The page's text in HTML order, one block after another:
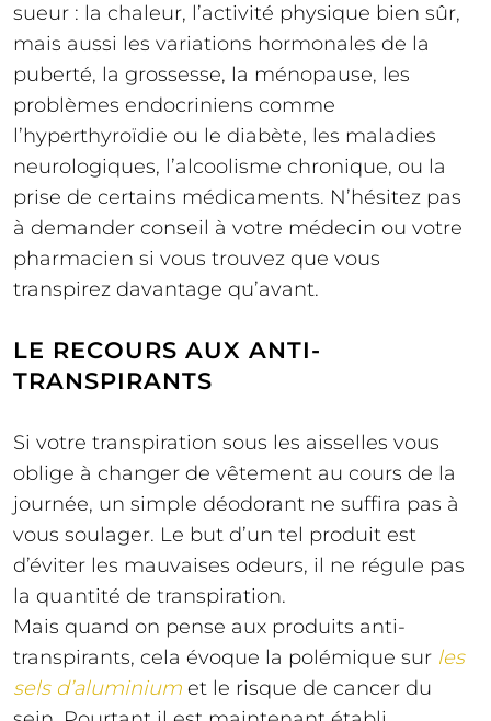
sueur : la chaleur, l’activité physique bien sûr,
mais aussi les variations hormonales de la
puberté, la grossesse, la ménopause, les
problèmes endocriniens comme
l’hyperthyroïdie ou le diabète, les maladies
neurologiques, l’alcoolisme chronique, ou la
prise de certains médicaments. N’hésitez pas
à demander conseil à votre médecin ou votre
pharmacien si vous trouvez que vous
transpirez davantage qu’avant.
LE RECOURS AUX ANTI-
TRANSPIRANTS
Si votre transpiration sous les aisselles vous
oblige à changer de vêtement au cours de la
journée, un simple déodorant ne suffira pas à
vous soulager. Le but d’un tel produit est
d’éviter les mauvaises odeurs, il ne régule pas
la quantité de transpiration.
Mais quand on pense aux produits anti-
transpirants, cela évoque la polémique sur les
sels d’aluminium et le risque de cancer du